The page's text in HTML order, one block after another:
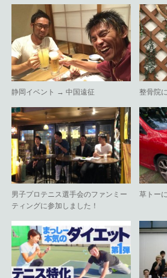
静岡イベント → 中国遠征 整骨院
男子プロテニス選手会のファンミー
ティングに参加しました！
草トー